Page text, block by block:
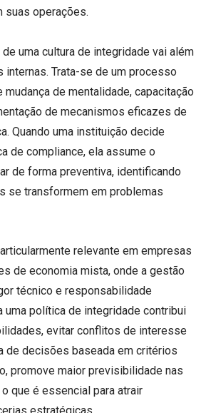
suas operações.
uma cultura de integridade vai além
internas. Trata-se de um processo
mudança de mentalidade, capacitação
de mecanismos eficazes de
Quando uma instituição decide
de compliance, ela assume o
de forma preventiva, identificando
se transformem em problemas
relevante em empresas
de economia mista, onde a gestão
técnico e responsabilidade
uma política de integridade contribui
evitar conflitos de interesse
de decisões baseada em critérios
promove maior previsibilidade nas
que é essencial para atrair